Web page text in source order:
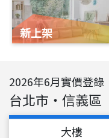
新上架
2026年6月實價登錄
台北市 ・ 信義區
大樓